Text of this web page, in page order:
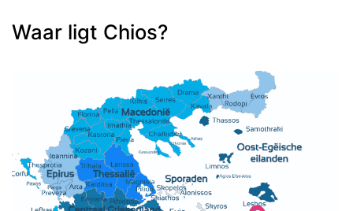
Waar ligt Chios?